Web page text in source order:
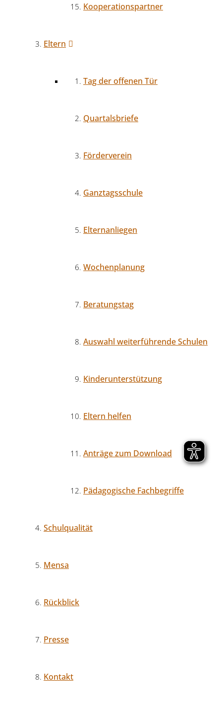
Kooperationspartner
Eltern
Tag der offenen Tür
Quartalsbriefe
Förderverein
Ganztagsschule
Elternanliegen
Wochenplanung
Beratungstag
Auswahl weiterführende Schulen
Kinderunterstützung
Eltern helfen
Anträge zum Download
Pädagogische Fachbegriffe
Schulqualität
Mensa
Rückblick
Presse
Kontakt